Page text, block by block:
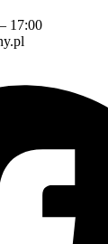
17:00